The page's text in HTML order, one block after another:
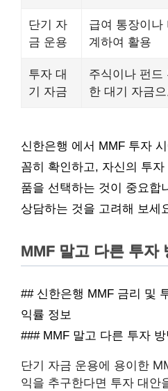
단기 자
금 운용
급여 통장이나
계하여 활용
투자 대
기 자금
주식이나 펀드
한 대기 자금
신한은행 에서 MMF 투자
꼼히 확인하고, 자신의 투
품을 선택하는 것이 중요합
상담하는 것을 고려해 보세
MMF 말고 다른 투자
## 신한은행 MMF 금리 및
익률 정보
### MMF 말고 다른 투자
단기 자금 운용에 용이한
익을 추구한다면 투자 대안